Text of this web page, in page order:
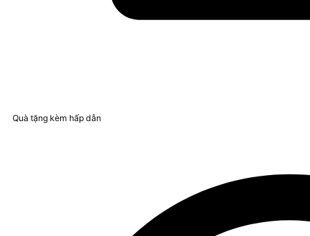
Quà tặng kèm hấp dẫn